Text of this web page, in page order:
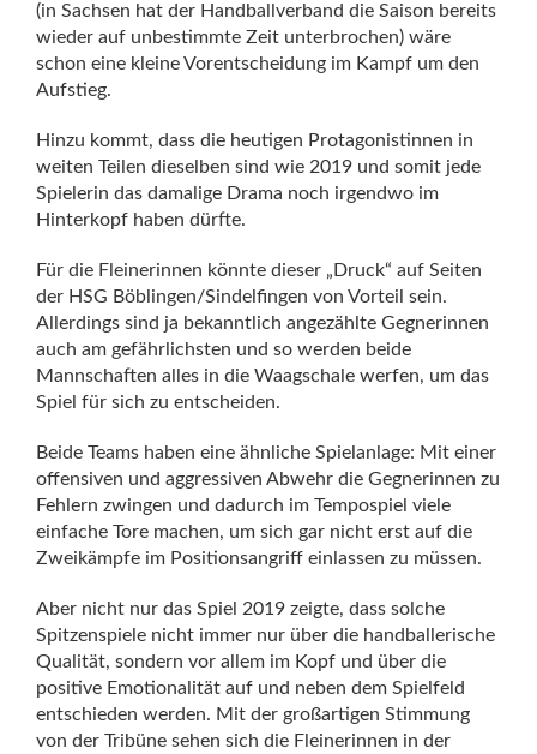
(in Sachsen hat der Handballverband die Saison bereits
wieder auf unbestimmte Zeit unterbrochen) wäre
schon eine kleine Vorentscheidung im Kampf um den
Aufstieg.
Hinzu kommt, dass die heutigen Protagonistinnen in
weiten Teilen dieselben sind wie 2019 und somit jede
Spielerin das damalige Drama noch irgendwo im
Hinterkopf haben dürfte.
Für die Fleinerinnen könnte dieser „Druck“ auf Seiten
der HSG Böblingen/Sindelfingen von Vorteil sein.
Allerdings sind ja bekanntlich angezählte Gegnerinnen
auch am gefährlichsten und so werden beide
Mannschaften alles in die Waagschale werfen, um das
Spiel für sich zu entscheiden.
Beide Teams haben eine ähnliche Spielanlage: Mit einer
offensiven und aggressiven Abwehr die Gegnerinnen zu
Fehlern zwingen und dadurch im Tempospiel viele
einfache Tore machen, um sich gar nicht erst auf die
Zweikämpfe im Positionsangriff einlassen zu müssen.
Aber nicht nur das Spiel 2019 zeigte, dass solche
Spitzenspiele nicht immer nur über die handballerische
Qualität, sondern vor allem im Kopf und über die
positive Emotionalität auf und neben dem Spielfeld
entschieden werden. Mit der großartigen Stimmung
von der Tribüne sehen sich die Fleinerinnen in der